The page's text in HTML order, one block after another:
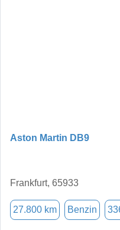
Aston Martin DB9
Frankfurt, 65933
27.800 km Benzin